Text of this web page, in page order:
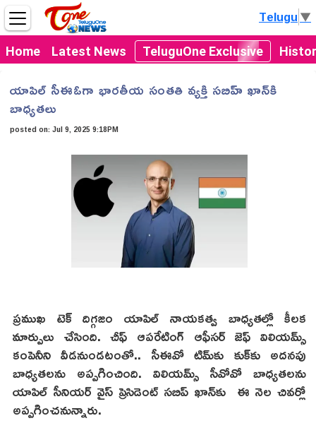
Home Latest News TeluguOne Exclusive
Telugu▼
యాపిల్‌ సీఈఓగా భారతీయ సంతతి వ్యక్తి సబిహ్‌ ఖాన్‌కి
బాధ్యతలు
posted on:Jul 9, 2025 9:18PM
ప్రముఖ టెక్‌ దిగ్గజం యాపిల్‌ నాయకత్వ బాధ్యతల్లో కీలక
మార్పులు చేసింది. చీఫ్‌ ఆపరేటింగ్‌ ఆఫీసర్‌ జెఫ్‌ విలియమ్స్‌
కంపెనీని వీడనుండటంతో.. సీఈవో టిమ్‌కు కుక్‌కు అదనపు
బాధ్యతలను అప్పగించింది. విలియమ్స్‌ సీవోవో బాధ్యతలను
యాపిల్‌ సీనియర్‌ వైస్‌ ప్రెసిడెంట్‌ సబిప్‌ ఖాన్‌‌కు ఈ నెల చివర్లో
అప్పగించనున్నారు.